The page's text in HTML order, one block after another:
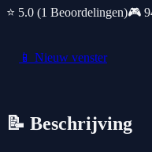
⭐ 5.0 (1 Beoordelingen)🎮
📱 Nieuw venster
📝 Beschrijving